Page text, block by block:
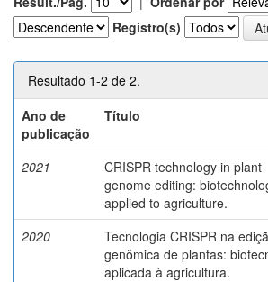
Registro(s)
Resultado 1-2 de 2.
Ano de
publicação
Título
2021
CRISPR technology in plant
genome editing:
applied to agriculture.
2020
Tecnologia CRISPR na
genômica de plantas:
aplicada à agricultura.